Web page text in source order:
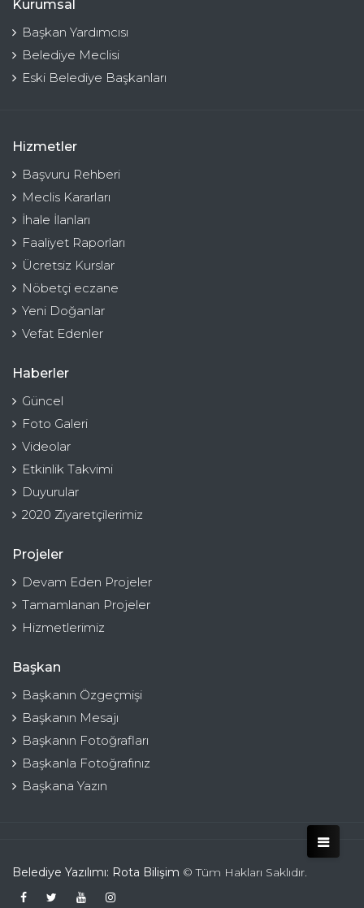
Kurumsal
Başkan Yardımcısı
Belediye Meclisi
Eski Belediye Başkanları
Hizmetler
Başvuru Rehberi
Meclis Kararları
İhale İlanları
Faaliyet Raporları
Ücretsiz Kurslar
Nöbetçi eczane
Yeni Doğanlar
Vefat Edenler
Haberler
Güncel
Foto Galeri
Videolar
Etkinlik Takvimi
Duyurular
2020 Ziyaretçilerimiz
Projeler
Devam Eden Projeler
Tamamlanan Projeler
Hizmetlerimiz
Başkan
Başkanın Özgeçmişi
Başkanın Mesajı
Başkanın Fotoğrafları
Başkanla Fotoğrafınız
Başkana Yazın
Belediye Yazılımı: Rota Bilişim © Tüm Hakları Saklıdır.